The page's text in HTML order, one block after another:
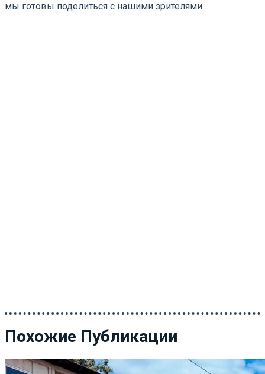
мы готовы поделиться с нашими зрителями.
Похожие Публикации